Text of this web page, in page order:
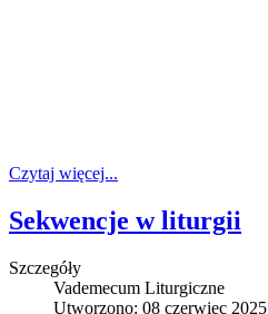
Czytaj więcej...
Sekwencje w liturgii
Szczegóły
Vademecum Liturgiczne
Utworzono: 08 czerwiec 2025